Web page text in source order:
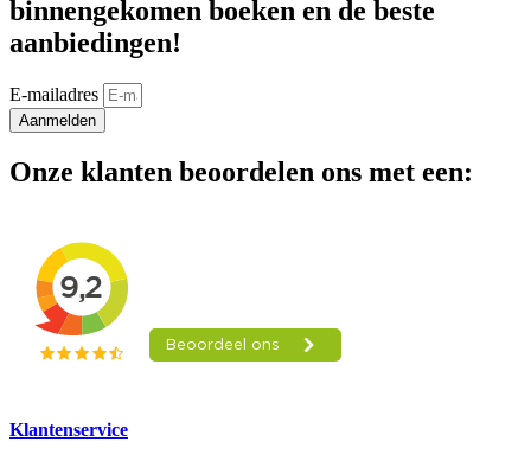
binnengekomen boeken en de beste
aanbiedingen!
E-mailadres
Aanmelden
Onze klanten beoordelen ons met een:
Klantenservice